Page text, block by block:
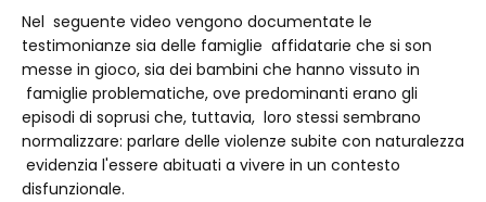
Nel seguente video vengono documentate le
testimonianze sia delle famiglie affidatarie che si son
messe in gioco, sia dei bambini che hanno vissuto in
famiglie problematiche, ove predominanti erano gli
episodi di soprusi che, tuttavia, loro stessi sembrano
normalizzare: parlare delle violenze subite con naturalezza
evidenzia l'essere abituati a vivere in un contesto
disfunzionale.